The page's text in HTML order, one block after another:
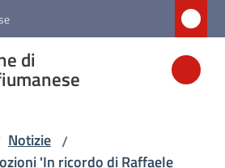
di
Notizie /
'In ricordo di Raffaele